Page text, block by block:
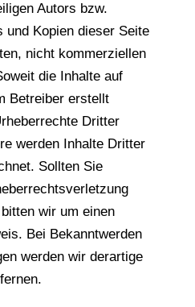
Autors bzw.
und Kopien dieser Seite
nicht kommerziellen
die Inhalte auf
Betreiber erstellt
Dritter
werden Inhalte Dritter
Sollten Sie
wir um einen
Bei Bekanntwerden
werden wir derartige